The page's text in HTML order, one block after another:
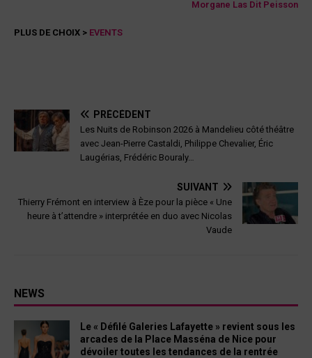
Morgane Las Dit Peisson
PLUS DE CHOIX > EVENTS
PRÉCÉDENT
Les Nuits de Robinson 2026 à Mandelieu côté théâtre
avec Jean-Pierre Castaldi, Philippe Chevalier, Éric
Laugérias, Frédéric Bouraly…
SUIVANT
Thierry Frémont en interview à Èze pour la pièce « Une
heure à t’attendre » interprétée en duo avec Nicolas
Vaude
NEWS
Le « Défilé Galeries Lafayette » revient sous les
arcades de la Place Masséna de Nice pour
dévoiler toutes les tendances de la rentrée